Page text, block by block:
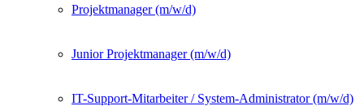
Projektmanager (m/w/d)
Junior Projektmanager (m/w/d)
IT-Support-Mitarbeiter / System-Administrator (m/w/d)